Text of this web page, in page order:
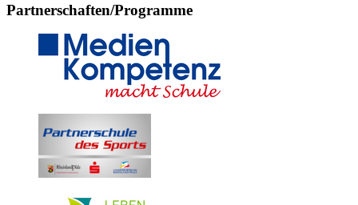
Partnerschaften/Programme